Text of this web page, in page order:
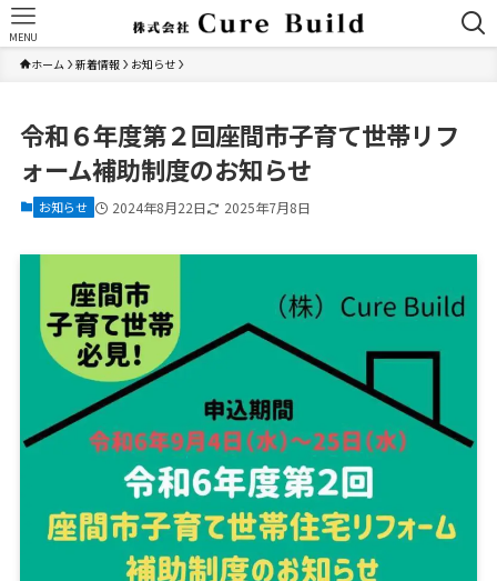
MENU
ホーム 新着情報 お知らせ
令和６年度第２回座間市子育て世帯リフ
ォーム補助制度のお知らせ
お知らせ 2024年8月22日 2025年7月8日